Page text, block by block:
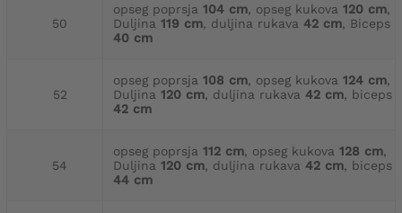
50
opseg poprsja 104 cm, opseg kukova 120 cm,
Duljina 119 cm, duljina rukava 42 cm, Biceps
40 cm
52
opseg poprsja 108 cm, opseg kukova 124 cm,
Duljina 120 cm, duljina rukava 42 cm, biceps
42 cm
54
opseg poprsja 112 cm, opseg kukova 128 cm,
Duljina 120 cm, duljina rukava 42 cm, biceps
44 cm